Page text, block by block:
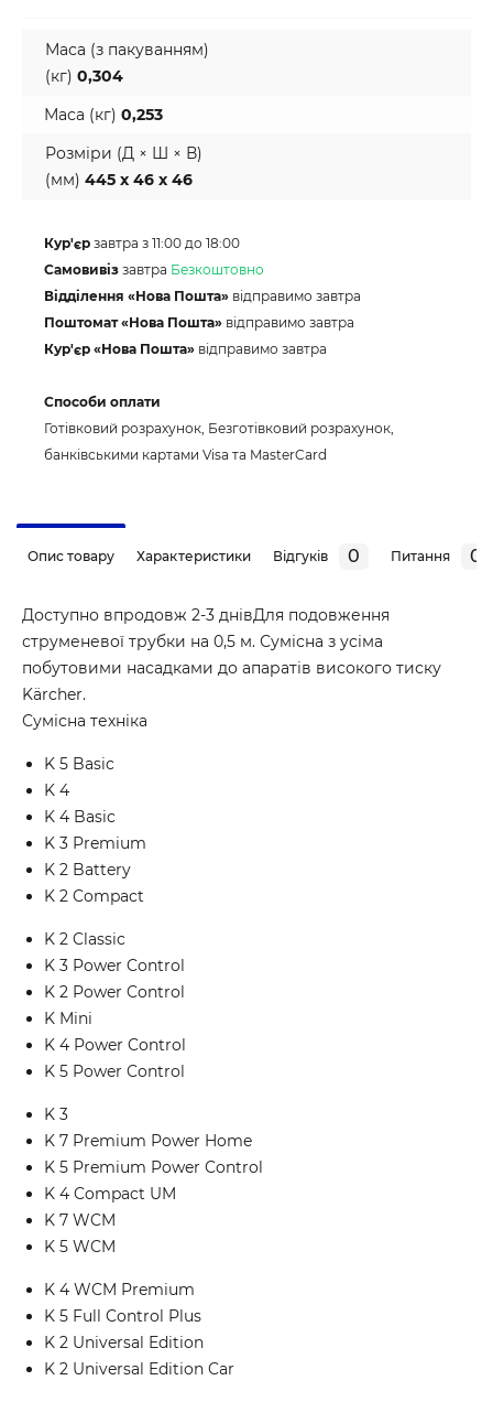
Маса (з пакуванням)
(кг) 0,304
Маса (кг) 0,253
Розміри (Д × Ш × В)
(мм) 445 x 46 x 46
Кур'єр завтра з 11:00 до 18:00
Самовивіз завтра Безкоштовно
Відділення «Нова Пошта» відправимо завтра
Поштомат «Нова Пошта» відправимо завтра
Кур'єр «Нова Пошта» відправимо завтра
Способи оплати
Готівковий розрахунок, Безготівковий розрахунок,
банківськими картами Visa та MasterCard
Опис товару Характеристики Відгуків 0 Питання 0
Доступно впродовж 2-3 днівДля подовження
струменевої трубки на 0,5 м. Сумісна з усіма
побутовими насадками до апаратів високого тиску
Kärcher.
Сумісна техніка
K 5 Basic
K 4
K 4 Basic
K 3 Premium
K 2 Battery
K 2 Compact
K 2 Classic
K 3 Power Control
K 2 Power Control
K Mini
K 4 Power Control
K 5 Power Control
K 3
K 7 Premium Power Home
K 5 Premium Power Control
K 4 Compact UM
K 7 WCM
K 5 WCM
K 4 WCM Premium
K 5 Full Control Plus
K 2 Universal Edition
K 2 Universal Edition Car